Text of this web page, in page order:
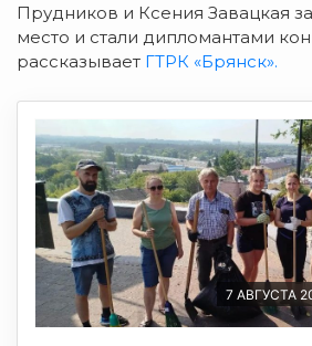
Прудников и Ксения Завацкая
место и стали дипломантами
рассказывает ГТРК «Брянск».
7 АВГУСТА